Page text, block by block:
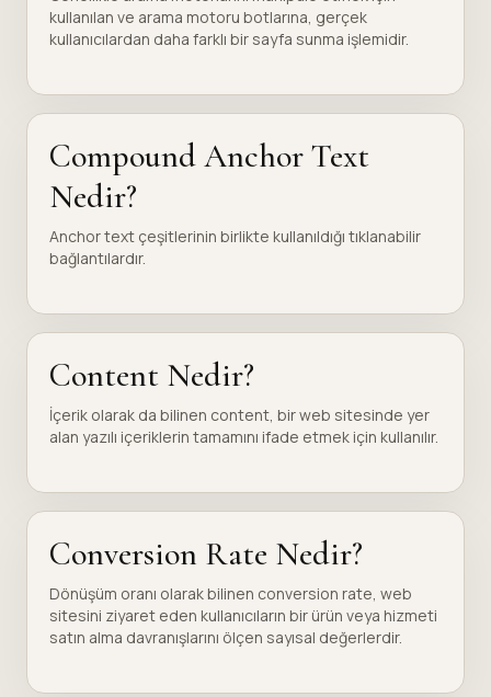
kullanılan ve arama motoru botlarına, gerçek
kullanıcılardan daha farklı bir sayfa sunma işlemidir.
Compound Anchor Text
Nedir?
Anchor text çeşitlerinin birlikte kullanıldığı tıklanabilir
bağlantılardır.
Content Nedir?
İçerik olarak da bilinen content, bir web sitesinde yer
alan yazılı içeriklerin tamamını ifade etmek için kullanılır.
Conversion Rate Nedir?
Dönüşüm oranı olarak bilinen conversion rate, web
sitesini ziyaret eden kullanıcıların bir ürün veya hizmeti
satın alma davranışlarını ölçen sayısal değerlerdir.